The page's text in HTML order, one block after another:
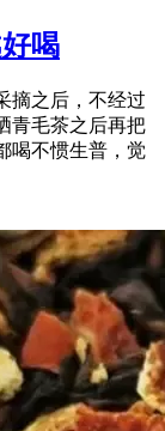
喝
摘之后，不经过
青毛茶之后再把
喝不惯生普，觉